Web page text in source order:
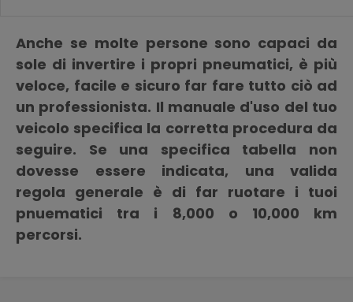
Anche se molte persone sono capaci da
sole di invertire i propri pneumatici, è più
veloce, facile e sicuro far fare tutto ciò ad
un professionista. Il manuale d'uso del tuo
veicolo specifica la corretta procedura da
seguire. Se una specifica tabella non
dovesse essere indicata, una valida
regola generale è di far ruotare i tuoi
pnuematici tra i 8,000 o 10,000 km
percorsi.